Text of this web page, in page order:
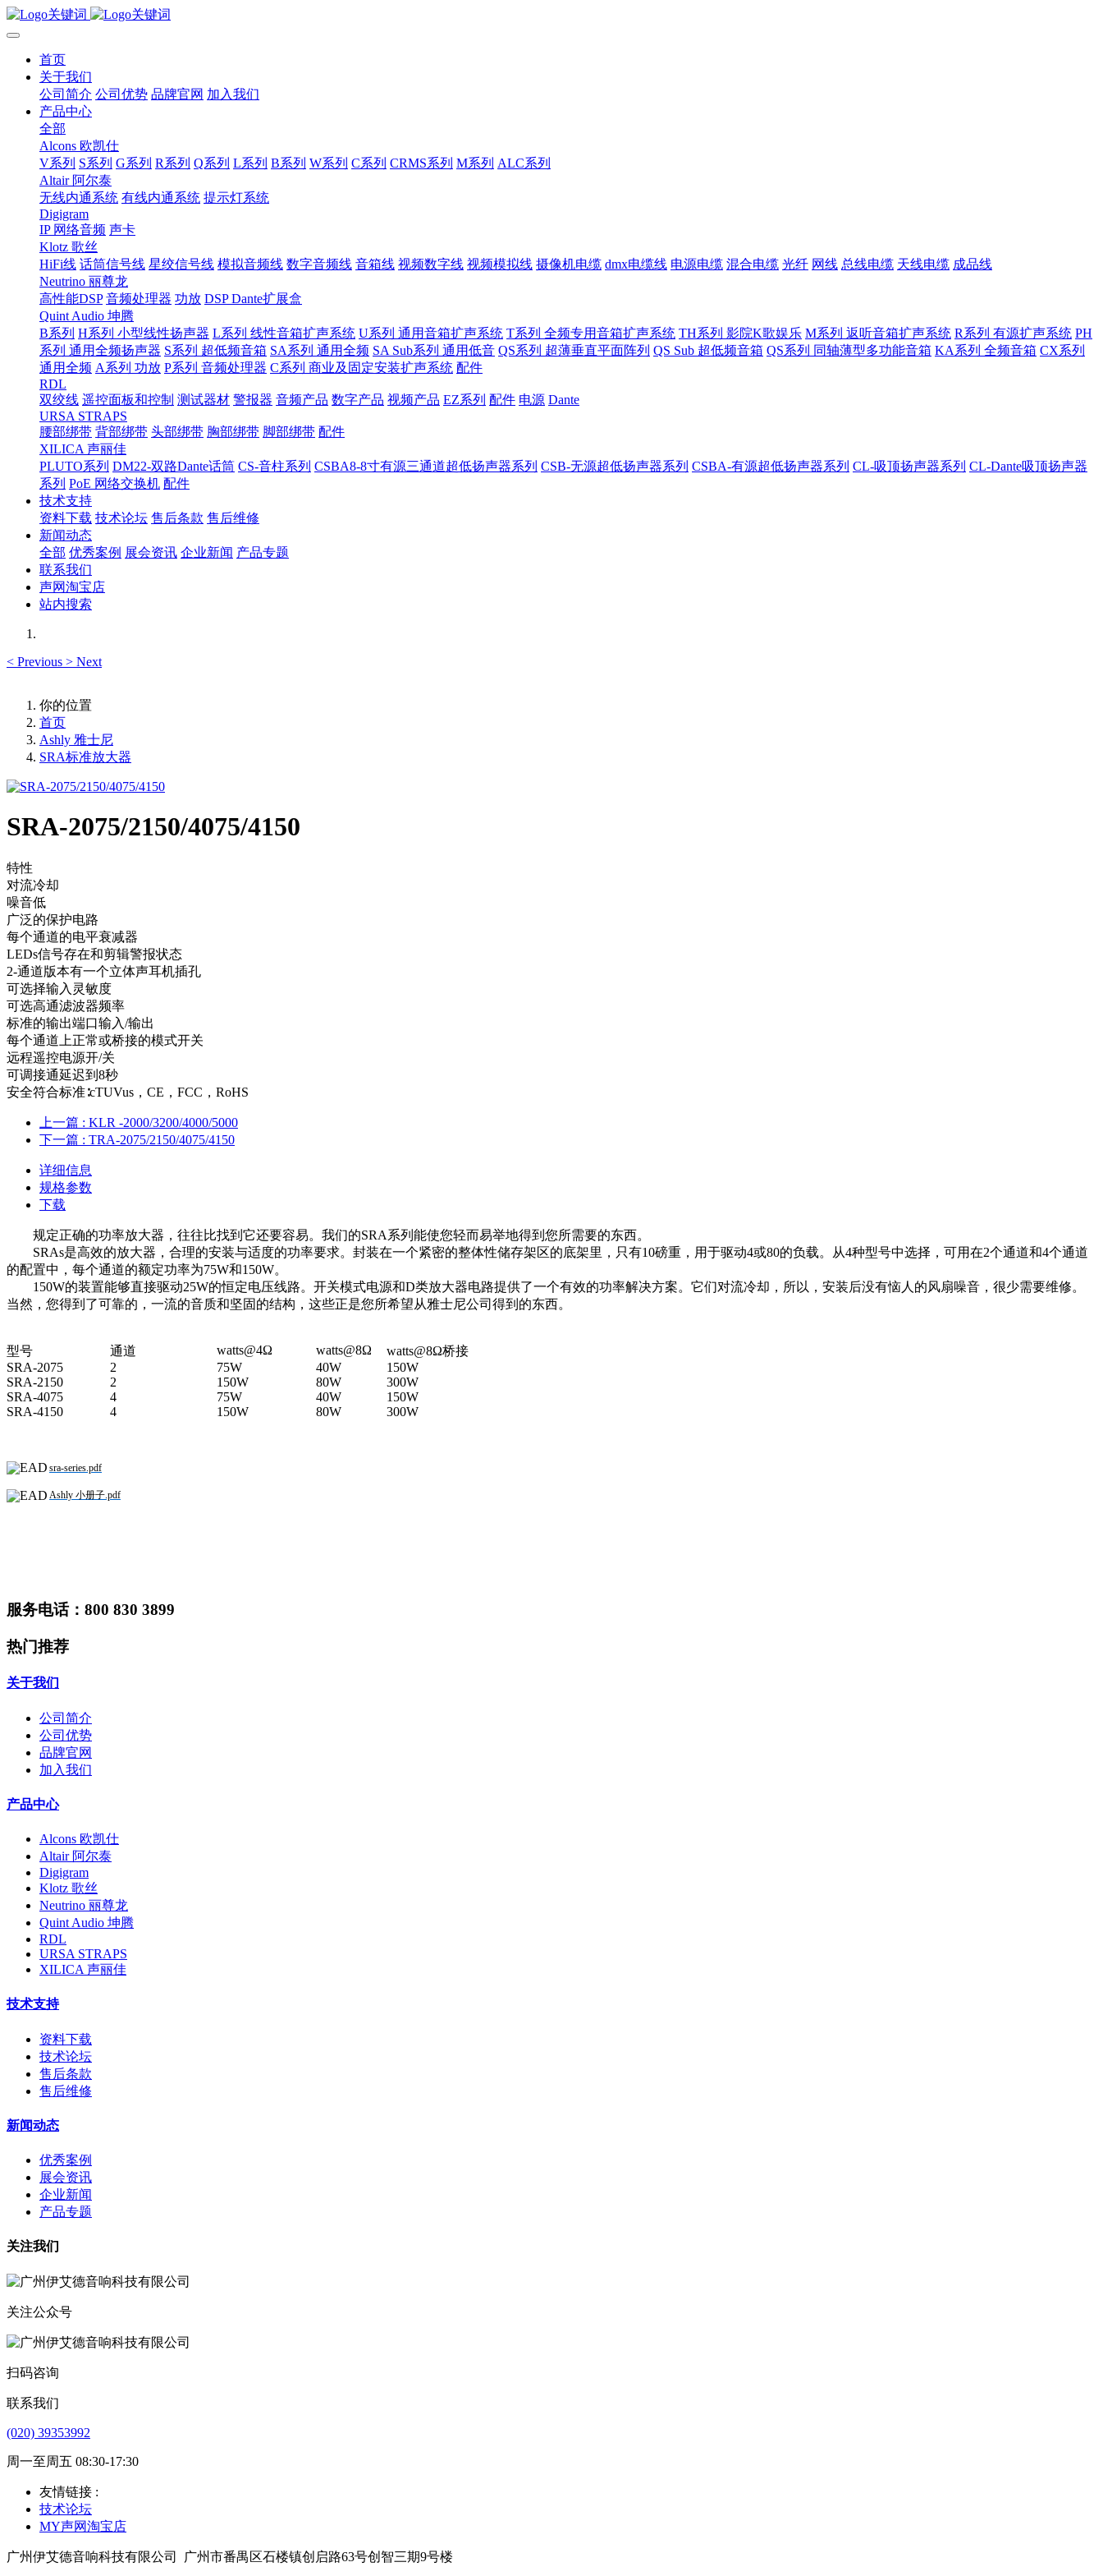
首页
关于我们
公司简介 公司优势 品牌官网 加入我们
产品中心
全部
Alcons 欧凯仕
V系列 S系列 G系列 R系列 Q系列 L系列 B系列 W系列 C系列 CRMS系列 M系列 ALC系列
Altair 阿尔泰
无线内通系统 有线内通系统 提示灯系统
Digigram
IP 网络音频 声卡
Klotz 歌丝
HiFi线 话筒信号线 星绞信号线 模拟音频线 数字音频线 音箱线 视频数字线 视频模拟线 摄像机电缆 dmx电缆线 电源电缆 混合电缆 光纤 网线 总线电缆 天线电缆 成品线
Neutrino 丽尊龙
高性能DSP 音频处理器 功放 DSP Dante扩展盒
Quint Audio 坤腾
B系列 H系列 小型线性扬声器 L系列 线性音箱扩声系统 U系列 通用音箱扩声系统 T系列 全频专用音箱扩声系统 TH系列 影院K歌娱乐 M系列 返听音箱扩声系统 R系列 有源扩声系统 PH
系列 通用全频扬声器 S系列 超低频音箱 SA系列 通用全频 SA Sub系列 通用低音 QS系列 超薄垂直平面阵列 QS Sub 超低频音箱 QS系列 同轴薄型多功能音箱 KA系列 全频音箱 CX系列
通用全频 A系列 功放 P系列 音频处理器 C系列 商业及固定安装扩声系统 配件
RDL
双绞线 遥控面板和控制 测试器材 警报器 音频产品 数字产品 视频产品 EZ系列 配件 电源 Dante
URSA STRAPS
腰部绑带 背部绑带 头部绑带 胸部绑带 脚部绑带 配件
XILICA 声丽佳
PLUTO系列 DM22-双路Dante话筒 CS-音柱系列 CSBA8-8寸有源三通道超低扬声器系列 CSB-无源超低扬声器系列 CSBA-有源超低扬声器系列 CL-吸顶扬声器系列 CL-Dante吸顶扬声器
系列 PoE 网络交换机 配件
技术支持
资料下载 技术论坛 售后条款 售后维修
新闻动态
全部 优秀案例 展会资讯 企业新闻 产品专题
联系我们
声网淘宝店
站内搜索
< Previous > Next
你的位置
首页
Ashly 雅士尼
SRA标准放大器
SRA-2075/2150/4075/4150
特性
对流冷却
噪音低
广泛的保护电路
每个通道的电平衰减器
LEDs信号存在和剪辑警报状态
2-通道版本有一个立体声耳机插孔
可选择输入灵敏度
可选高通滤波器频率
标准的输出端口输入/输出
每个通道上正常或桥接的模式开关
远程遥控电源开/关
可调接通延迟到8秒
安全符合标准∶cTUVus，CE，FCC，RoHS
上一篇 : KLR -2000/3200/4000/5000
下一篇 : TRA-2075/2150/4075/4150
详细信息
规格参数
下载
规定正确的功率放大器，往往比找到它还要容易。我们的SRA系列能使您轻而易举地得到您所需要的东西。
SRAs是高效的放大器，合理的安装与适度的功率要求。封装在一个紧密的整体性储存架区的底架里，只有10磅重，用于驱动4或80的负载。从4种型号中选择，可用在2个通道和4个通道
的配置中，每个通道的额定功率为75W和150W。
150W的装置能够直接驱动25W的恒定电压线路。开关模式电源和D类放大器电路提供了一个有效的功率解决方案。它们对流冷却，所以，安装后没有恼人的风扇噪音，很少需要维修。
当然，您得到了可靠的，一流的音质和坚固的结构，这些正是您所希望从雅士尼公司得到的东西。
型号 通道 watts@4Ω watts@8Ω
watts@8Ω桥接
SRA-2075
2 75W 40W
150W
SRA-2150
2 150W 80W
300W
SRA-4075
4 75W 40W
150W
SRA-4150
4 150W 80W 300W
sra-series.pdf
Ashly 小册子.pdf
服务电话：800 830 3899
热门推荐
关于我们
公司简介
公司优势
品牌官网
加入我们
产品中心
Alcons 欧凯仕
Altair 阿尔泰
Digigram
Klotz 歌丝
Neutrino 丽尊龙
Quint Audio 坤腾
RDL
URSA STRAPS
XILICA 声丽佳
技术支持
资料下载
技术论坛
售后条款
售后维修
新闻动态
优秀案例
展会资讯
企业新闻
产品专题
关注我们
关注公众号
扫码咨询
联系我们
(020) 39353992
周一至周五 08:30-17:30
友情链接 :
技术论坛
MY声网淘宝店
广州伊艾德音响科技有限公司 广州市番禺区石楼镇创启路63号创智三期9号楼